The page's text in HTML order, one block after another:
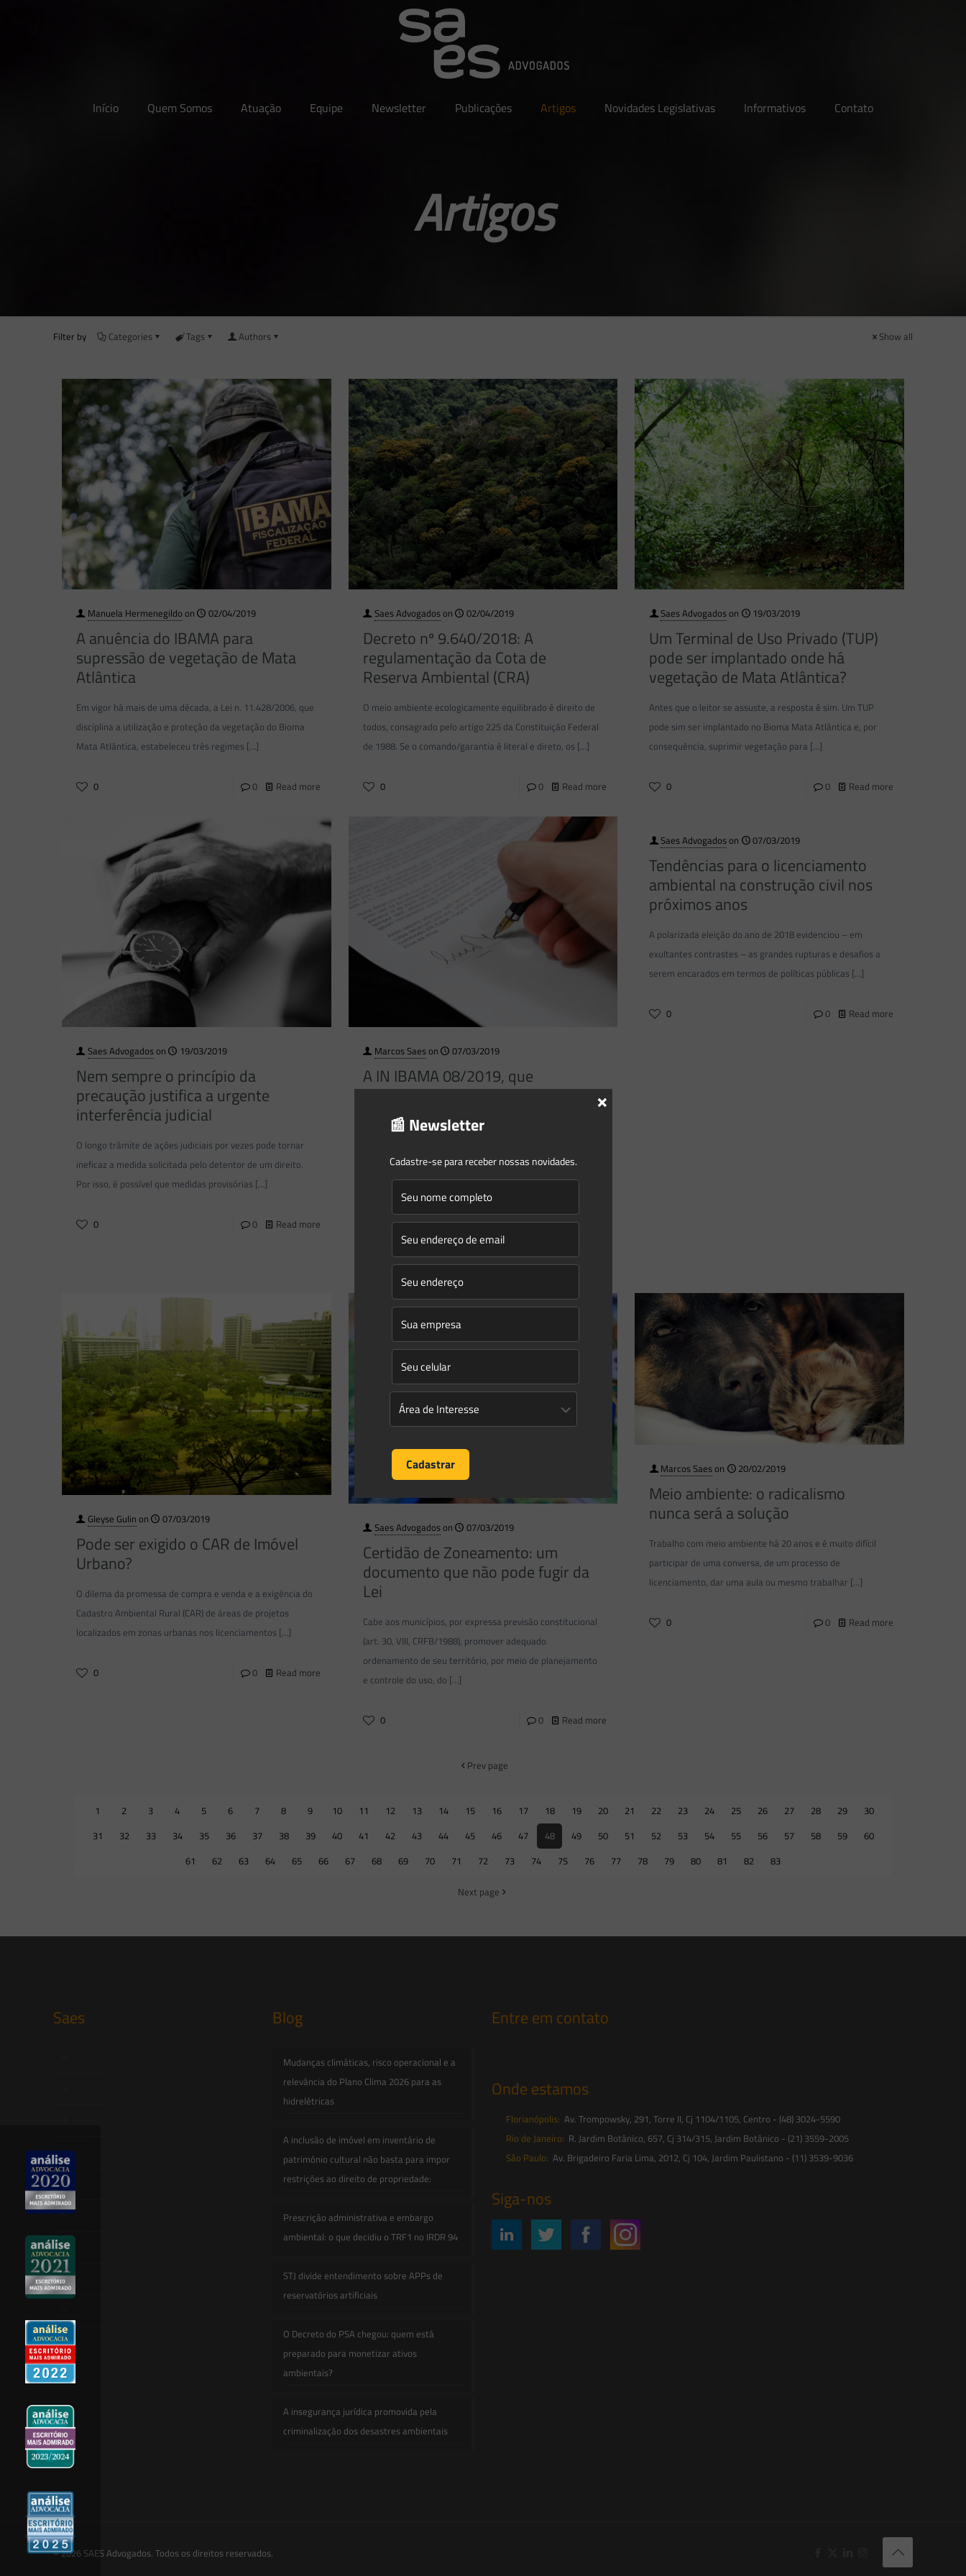
Início Quem Somos Atuação Equipe Newsletter Publicações Artigos Novidades Legislativas Informativos Contato
Artigos
Filter by Categories Tags Authors Show all
Manuela Hermenegildo on 02/04/2019
A anuência do IBAMA para
supressão de vegetação de Mata
Atlântica
Em vigor há mais de uma década, a Lei n. 11.428/2006, que
disciplina a utilização e proteção da vegetação do Bioma
Mata Atlântica, estabeleceu três regimes […]
0 0 Read more
Saes Advogadoson 02/04/2019
Decreto nº 9.640/2018: A
regulamentação da Cota de
Reserva Ambiental (CRA)
O meio ambiente ecologicamente equilibrado é direito de
todos, consagrado pelo artigo 225 da Constituição Federal
de 1988. Se o comando/garantia é literal e direto, os […]
0 0 Read more
Saes Advogadoson 19/03/2019
Um Terminal de Uso Privado (TUP)
pode ser implantado onde há
vegetação de Mata Atlântica?
Antes que o leitor se assuste, a resposta é sim. Um TUP
pode sim ser implantado no Bioma Mata Atlântica e, por
consequência, suprimir vegetação para […]
0 0 Read more
Saes Advogadoson 19/03/2019
Nem sempre o princípio da
precaução justifica a urgente
interferência judicial
O longo trâmite de ações judiciais por vezes pode tornar
ineficaz a medida solicitada pelo detentor de um direito.
Por isso, é possível que medidas provisórias […]
0 0 Read more
Marcos Saeson 07/03/2019
A IN IBAMA 08/2019, que
regulamenta a delegação de
competência para o licenciamento
ambiental, é positiva?
Na semana que passou diversos veículos da imprensa
divulgaram com grande alarde que o IBAMA passaria a
delegar os processos de licenciamento ambiental para os
Estados[…]
0 Read more
Saes Advogadoson 07/03/2019
Tendências para o licenciamento
ambiental na construção civil nos
próximos anos
A polarizada eleição do ano de 2018 evidenciou – em
exultantes contrastes – as grandes rupturas e desafios a
serem encarados em termos de políticas públicas […]
0 0 Read more
Gleyse Gulin on 07/03/2019
Pode ser exigido o CAR de Imóvel
Urbano?
O dilema da promessa de compra e venda e a exigência do
Cadastro Ambiental Rural (CAR) de áreas de projetos
localizados em zonas urbanas nos licenciamentos […]
0 0 Read more
Saes Advogadoson 07/03/2019
Certidão de Zoneamento: um
documento que não pode fugir da
Lei
Cabe aos municípios, por expressa previsão constitucional
(art. 30, VIII, CRFB/1988), promover adequado
ordenamento de seu território, por meio de planejamento
e controle do uso, do […]
0 0 Read more
Marcos Saeson 20/02/2019
Meio ambiente: o radicalismo
nunca será a solução
Trabalho com meio ambiente há 20 anos e é muito difícil
participar de uma conversa, de um processo de
licenciamento, dar uma aula ou mesmo trabalhar […]
0 0 Read more
Prev page
1 2 3 4 5 6 7 8 9 10 11 12 13 14 15 16 17 18 19 20 21 22 23 24 25 26 27 28 29
30
31
32 33 34 35 36 37 38 39 40 41 42 43 44 45 46 47 48 49 50 51 52 53 54 55 56 57 58 59
60
61
62 63 64 65 66 67 68 69 70 71 72 73 74 75 76 77 78 79 80 81 82 83
Next page
Saes Blog
Mudanças climáticas, risco operacional e a
relevância do Plano Clima 2026 para as
hidrelétricas
A inclusão de imóvel em inventário de
patrimônio cultural não basta para impor
restrições ao direito de propriedade:
Prescrição administrativa e embargo
ambiental: o que decidiu o TRF1 no IRDR 94
STJ divide entendimento sobre APPs de
reservatórios artificiais
O Decreto do PSA chegou: quem está
preparado para monetizar ativos
ambientais?
A insegurança jurídica promovida pela
criminalização dos desastres ambientais
Entre em contato
Onde estamos
Florianópolis: Av. Trompowsky, 291, Torre II, Cj 1104/1105, Centro - (48) 3024-5590
Rio de Janeiro: R. Jardim Botânico, 657, Cj 314/315, Jardim Botânico - (21) 3559-2005
São Paulo: Av. Brigadeiro Faria Lima, 2012, Cj 104, Jardim Paulistano - (11) 3539-9036
Siga-nos
© 2026 SAES Advogados. Todos os direitos reservados.
📰 Newsletter
Cadastre-se para receber nossas novidades.
×